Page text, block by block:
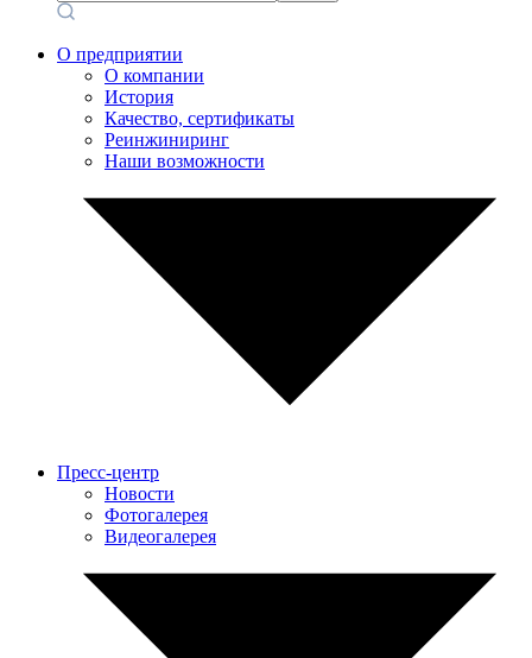
О предприятии
О компании
История
Качество, сертификаты
Реинжиниринг
Наши возможности
Пресс-центр
Новости
Фотогалерея
Видеогалерея